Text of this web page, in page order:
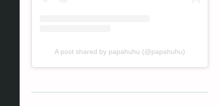
A post shared by papahuhu (@papahuhu)